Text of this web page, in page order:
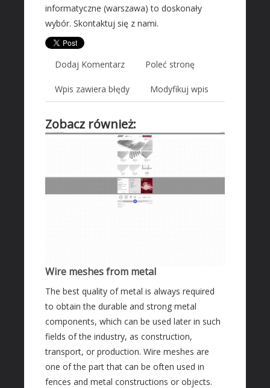
Meble
Wyposażenie Wnętrz
Wyposażenie Łazienki
Odzież
Elektronika, RTV, AGD
Ogród, Rośliny
MASZYNY SPECJALISTYCZNE
Transport
Części Samochodowe
Wynajem
Usługi Motoryzacyjne
Salony, Komisy
informatyczne (warszawa) to doskonały
wybór. Skontaktuj się z nami.
Dodaj Komentarz Poleć stronę
Wpis zawiera błędy Modyfikuj wpis
Zobacz również:
Wire meshes from metal
The best quality of metal is always required
to obtain the durable and strong metal
components, which can be used later in such
fields of the industry, as construction,
transport, or production. Wire meshes are
one of the part that can be often used in
fences and metal constructions or objects.